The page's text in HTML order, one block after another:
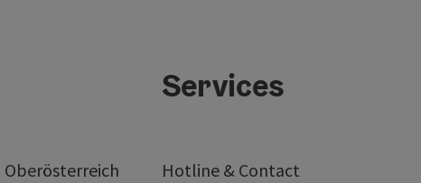
Services
Hotline & Contact